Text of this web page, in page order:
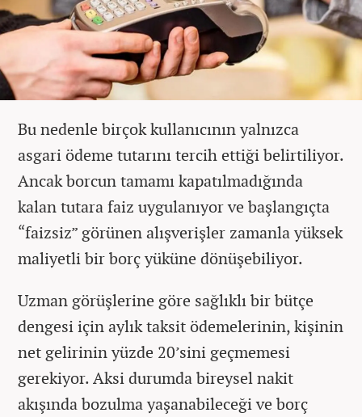
Bu nedenle birçok kullanıcının yalnızca
asgari ödeme tutarını tercih ettiği belirtiliyor.
Ancak borcun tamamı kapatılmadığında
kalan tutara faiz uygulanıyor ve başlangıçta
“faizsiz” görünen alışverişler zamanla yüksek
maliyetli bir borç yüküne dönüşebiliyor.
Uzman görüşlerine göre sağlıklı bir bütçe
dengesi için aylık taksit ödemelerinin, kişinin
net gelirinin yüzde 20’sini geçmemesi
gerekiyor. Aksi durumda bireysel nakit
akışında bozulma yaşanabileceği ve borç